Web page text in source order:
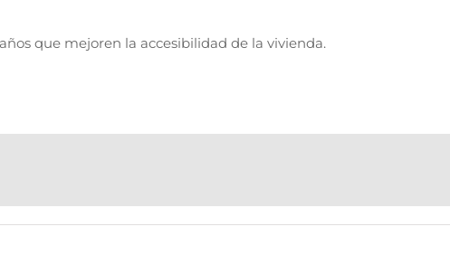
que mejoren la accesibilidad de la vivienda.